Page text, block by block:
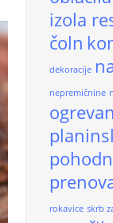
izola
čoln
dekoracije
nepremičnine
rokavice skrb